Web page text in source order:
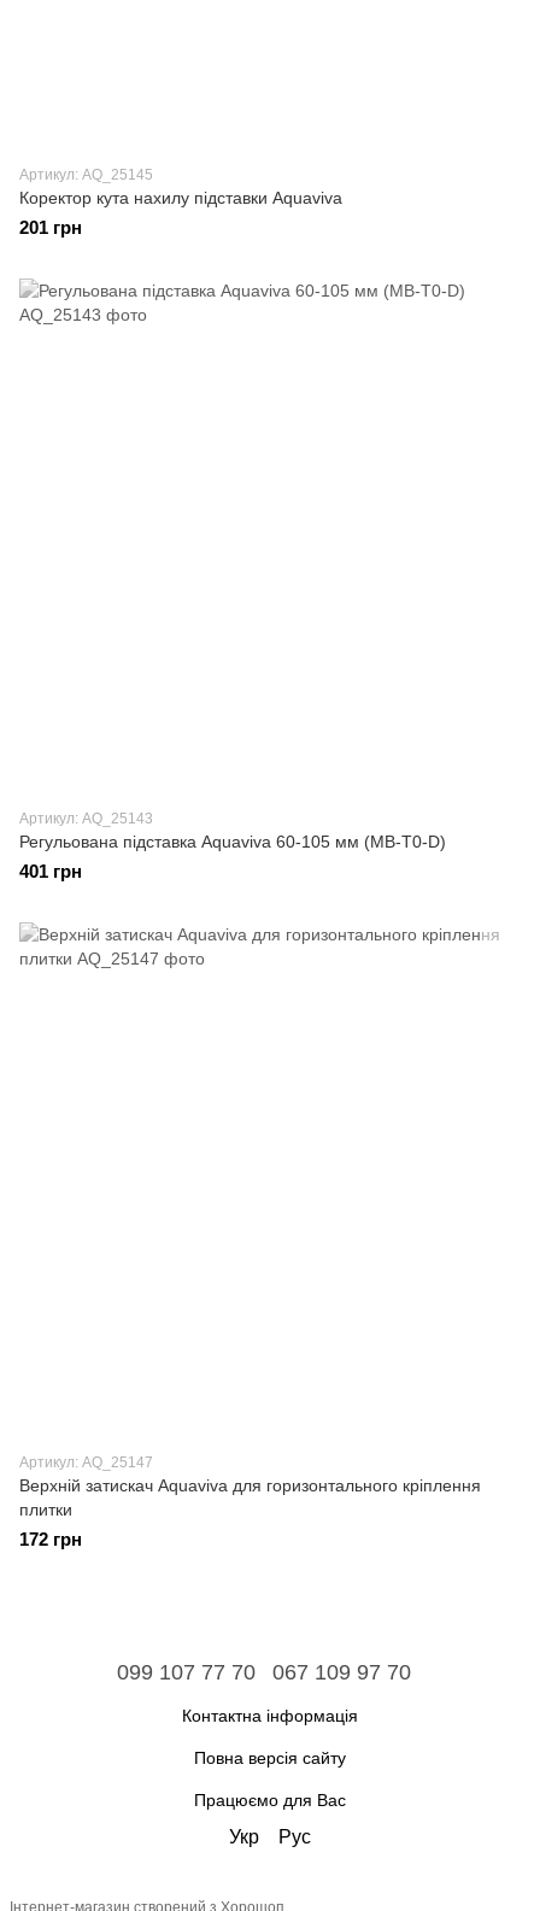
Артикул: AQ_25145
Коректор кута нахилу підставки Aquaviva
201 грн
Артикул: AQ_25143
Регульована підставка Aquaviva 60-105 мм (MB-T0-D)
401 грн
Артикул: AQ_25147
Верхній затискач Aquaviva для горизонтального кріплення
плитки
172 грн
099 107 77 70 067 109 97 70
Контактна інформація
Повна версія сайту
Працюємо для Вас
Укр Рус
Інтернет-магазин створений з Хорошоп